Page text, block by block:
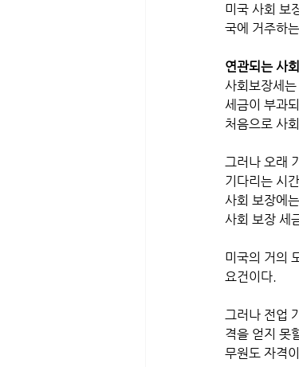
미국 사회 보
국에 거주하
연관되는 사
사회보장세
세금이 부과
처음으로 사
그러나 오래
기다리는 시
사회 보장에
사회 보장 세
미국의 거의
요건이다.
그러나 전업
격을 얻지 못
무원도 자격